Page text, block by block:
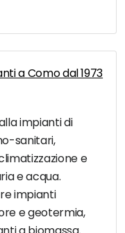
a Como dal 1973
impianti di
sanitari,
e
e acqua.
impianti
e geotermia,